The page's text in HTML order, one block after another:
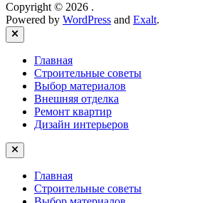
Copyright © 2026 .
Powered by WordPress and Exalt.
Close
Главная
Строительные советы
Выбор материалов
Внешняя отделка
Ремонт квартир
Дизайн интерьеров
Главная
Строительные советы